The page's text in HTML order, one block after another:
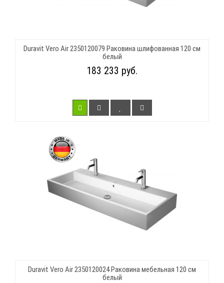
Duravit Vero Air 2350120079 Раковина шлифованная 120 см
белый
183 233 руб.
Duravit Vero Air 2350120024 Раковина мебельная 120 см
белый